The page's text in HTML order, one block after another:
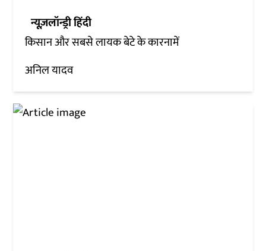
न्यूज़लॉन्ड्री हिंदी
किसान और सबसे लायक बेटे के कारनामें
अनिल यादव